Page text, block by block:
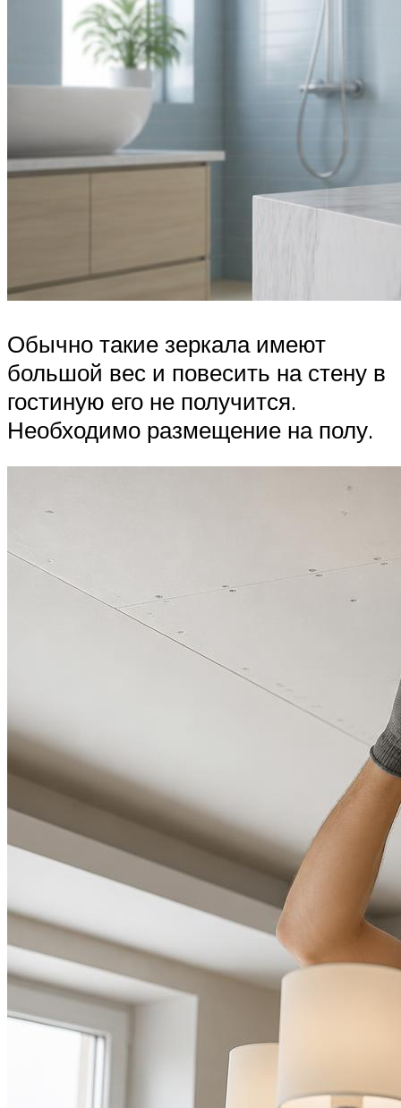
Обычно такие зеркала имеют
большой вес и повесить на стену в
гостиную его не получится.
Необходимо размещение на полу.